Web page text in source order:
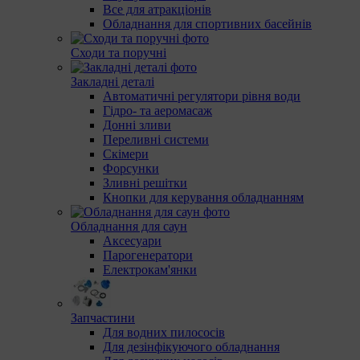
Все для атракціонів
Обладнання для спортивних басейнів
Сходи та поручні
Закладні деталі
Автоматичні регулятори рівня води
Гідро- та аеромасаж
Донні зливи
Переливні системи
Скімери
Форсунки
Зливні решітки
Кнопки для керування обладнанням
Обладнання для саун
Аксесуари
Парогенератори
Електрокам'янки
Запчастини
Для водних пилососів
Для дезінфікуючого обладнання